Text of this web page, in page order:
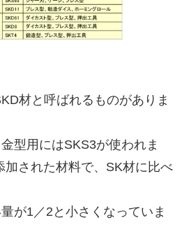
材と呼ばれるものがありま
用にはSKS3が使われま
加された材料で、SK材に比べ
と小さくなっていま